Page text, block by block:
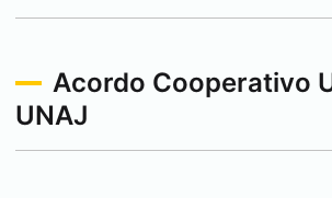
Acordo Cooperativo
UNAJ